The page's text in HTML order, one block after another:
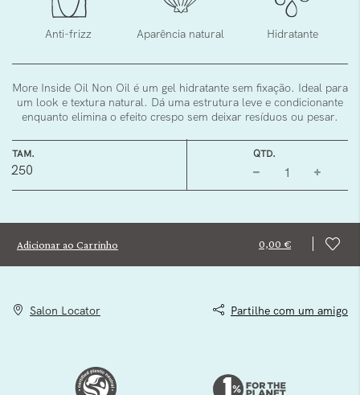
Anti-frizz Aparência natural Hidratante
More Inside Oil Non Oil é um gel hidratante sem fixação. Ideal para
um look e textura natural. Dá uma estrutura leve e condicionante
enquanto elimina o efeito crespo sem deixar resíduos ou pesar.
Adicionar ao Carrinho 0,00 €
TAM. QTD.
250
Salon Locator Partilhe com um amigo